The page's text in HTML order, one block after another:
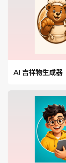
AI 吉祥物生成器